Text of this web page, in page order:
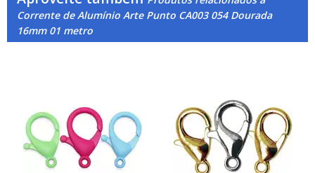
Corrente de Alumínio Arte Punto CA003 054 Dourada
16mm 01 metro